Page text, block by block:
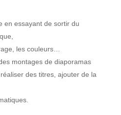
en essayant de sortir du
les couleurs…
montages de diaporamas
des titres, ajouter de la